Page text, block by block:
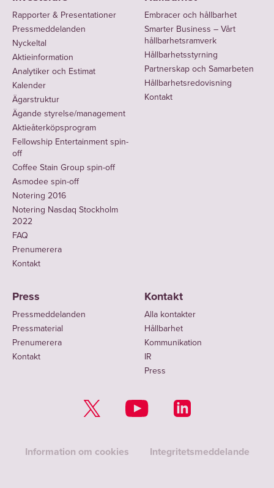
Rapporter & Presentationer
Pressmeddelanden
Nyckeltal
Aktieinformation
Analytiker och Estimat
Kalender
Ägarstruktur
Ägande styrelse/management
Aktieåterköpsprogram
Fellowship Entertainment spin-
off
Coffee Stain Group spin-off
Asmodee spin-off
Notering 2016
Notering Nasdaq Stockholm
2022
FAQ
Prenumerera
Kontakt
Embracer och hållbarhet
Smarter Business – Vårt
hållbarhetsramverk
Hållbarhetsstyrning
Partnerskap och Samarbeten
Hållbarhetsredovisning
Kontakt
Press
Pressmeddelanden
Pressmaterial
Prenumerera
Kontakt
Kontakt
Alla kontakter
Hållbarhet
Kommunikation
IR
Press
Information om cookies Integritetsmeddelande